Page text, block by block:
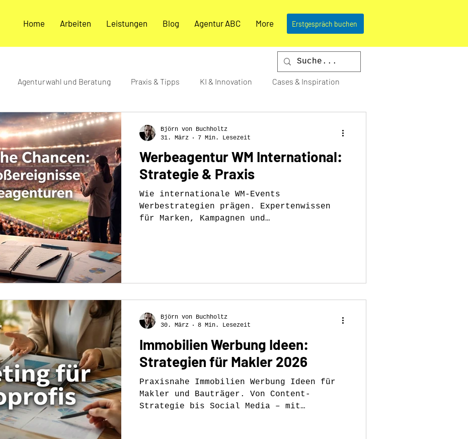
Home Arbeiten Leistungen Blog Agentur ABC More Erstgespräch buchen
Agenturwahl und Beratung Praxis & Tipps KI & Innovation Cases & Inspiration
News & Updates
Werbeagentur WM International:
Strategie & Praxis
Wie internationale WM-Events
Werbestrategien prägen. Expertenwissen
für Marken, Kampagnen und
Björn von Buchholtz
31. März
7 Min. Lesezeit
Immobilien Werbung Ideen:
Strategien für Makler 2026
Praxisnahe Immobilien Werbung Ideen für
Makler und Bauträger. Von Content-
Strategie bis Social Media – mit
Björn von Buchholtz
30. März
8 Min. Lesezeit